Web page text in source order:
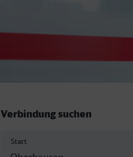
Verbindung suchen
Start